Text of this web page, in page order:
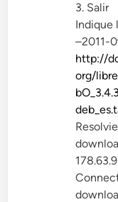
3. Salir
Indique
–2011-
http://
org/